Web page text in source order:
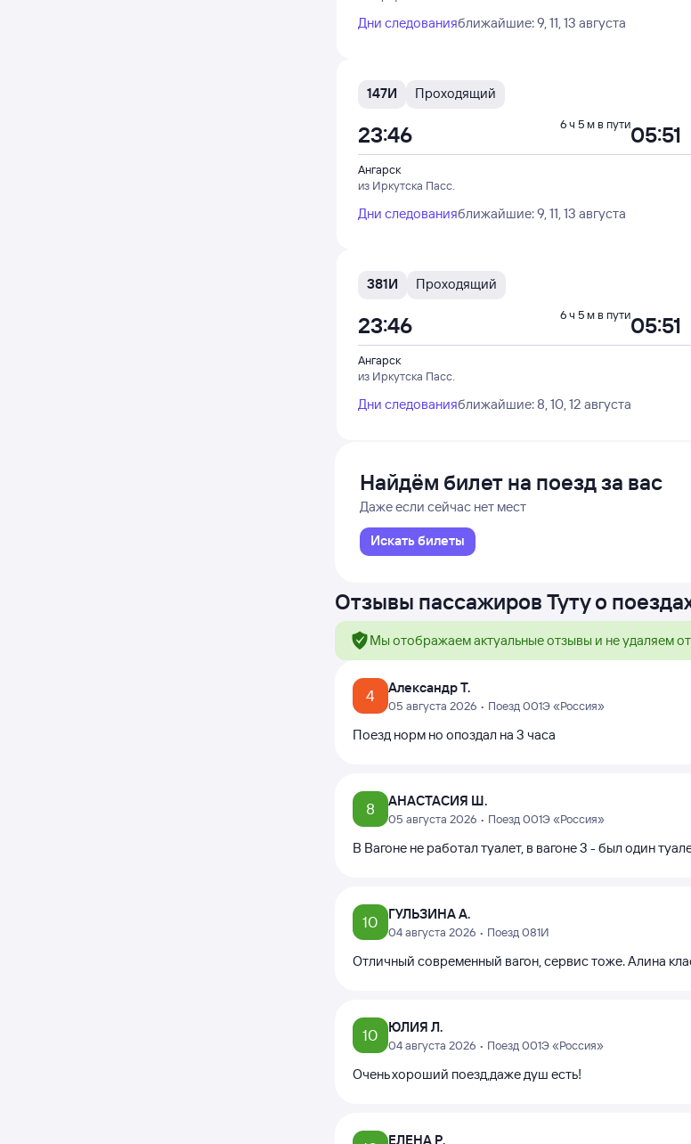
Дни следованияближайшие: 9, 11, 13 августа
147И Проходящий
Ангарск
из Иркутска Пасс.
23:46 05:51
6 ч 5 м в пути
Дни следованияближайшие: 9, 11, 13 августа
381И Проходящий
Ангарск
из Иркутска Пасс.
23:46 05:51
6 ч 5 м в пути
Дни следованияближайшие: 8, 10, 12 августа
Найдём билет на поезд за вас
Даже если сейчас нет мест
Искать билеты
Отзывы пассажиров Туту о
Мы отображаем актуальные отзывы и не удаляем
4 Александр Т.
05 августа 2026 • Поезд 001Э «Россия»
Поезд норм но опоздал на 3 часа
8 АНАСТАСИЯ Ш.
05 августа 2026 • Поезд 001Э «Россия»
В Вагоне не работал туалет, в вагоне 3 - был один
10 ГУЛЬЗИНА А.
04 августа 2026 • Поезд 081И
Отличный современный вагон, сервис тоже. Алина
10 ЮЛИЯ Л.
04 августа 2026 • Поезд 001Э «Россия»
Очень хороший поезд,даже душ есть!
ЕЛЕНА Р.